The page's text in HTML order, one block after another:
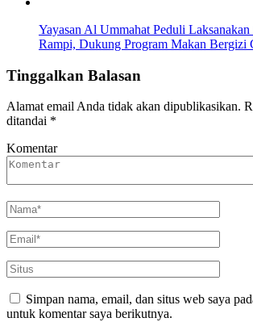
Yayasan Al Ummahat Peduli
Rampi, Dukung Program Makan Bergizi
Tinggalkan Balasan
Alamat email Anda tidak akan dipublikasikan.
ditandai *
Komentar
Simpan nama, email, dan situs web saya
untuk komentar saya berikutnya.